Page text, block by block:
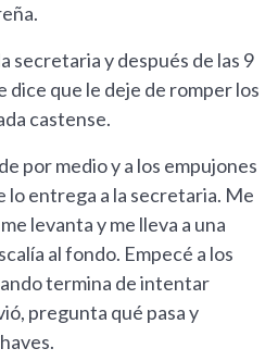
secretaria y después de las 9
dice que le deje de romper los
castense.
por medio y a los empujones
lo entrega a la secretaria. Me
levanta y me lleva a una
al fondo. Empecé a los
termina de intentar
pregunta qué pasa y